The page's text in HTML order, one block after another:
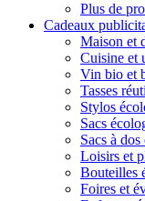
Plus de
Cadeaux
Maison et
Cuisine et
Vin bio et
Tasses
Stylos
Sacs
Sacs à
Loisirs et
Bouteilles
Foires et